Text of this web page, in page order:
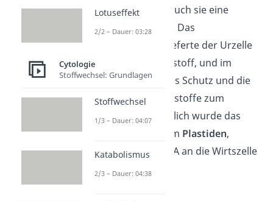
aufnahm, gingen auch sie eine
Endosymbiose
ein. Das
Cyanobakterium lieferte der Urzelle
Energie und Sauerstoff, und im
Gegenzug erhielt es Schutz und die
notwendigen Nährstoffe zum
Überleben. Schließlich wurde das
Bakterium zu einem Plastiden,
indem es seine DNA an die Wirtszelle
abgab.
Lotuseffekt
2/2 – Dauer: 03:28
Cytologie
Stoffwechsel: Grundlagen
Stoffwechsel
1/3 – Dauer: 04:07
Katabolismus
2/3 – Dauer: 04:38